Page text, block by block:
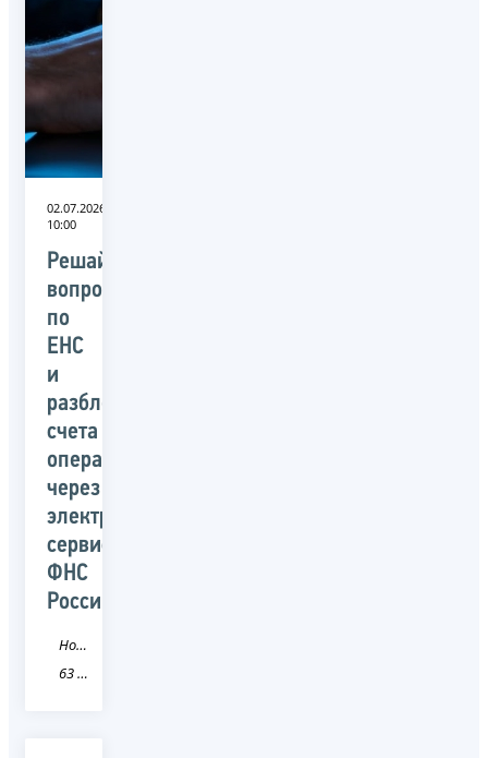
02.07.2026
10:00
Решайте
вопросы
по
ЕНС
и
разблокировке
счета
оперативно
через
электронный
сервис
ФНС
России
Новость
63 Самарская область